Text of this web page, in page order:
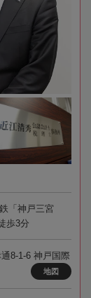
「神戸三宮
歩3分
8-1-6 神戸国際
地図